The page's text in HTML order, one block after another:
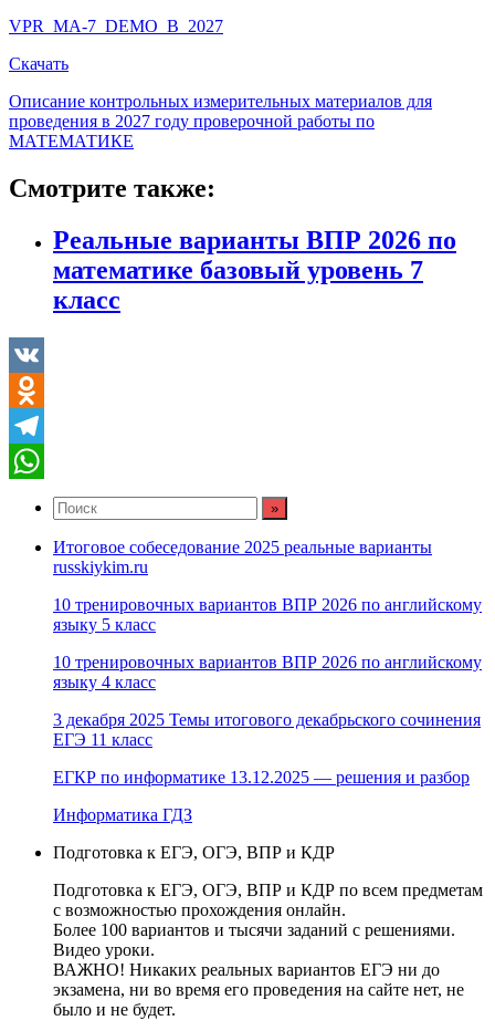
VPR_MA-7_DEMO_B_2027
Скачать
Описание контрольных измерительных материалов для
проведения в 2027 году проверочной работы по
МАТЕМАТИКЕ
Смотрите также:
Реальные варианты ВПР 2026 по
математике базовый уровень 7
класс
VK
Odnoklassniki
Telegram
WhatsApp
Итоговое собеседование 2025 реальные варианты
russkiykim.ru
10 тренировочных вариантов ВПР 2026 по английскому
языку 5 класс
10 тренировочных вариантов ВПР 2026 по английскому
языку 4 класс
3 декабря 2025 Темы итогового декабрьского сочинения
ЕГЭ 11 класс
ЕГКР по информатике 13.12.2025 — решения и разбор
Информатика ГДЗ
Подготовка к ЕГЭ, ОГЭ, ВПР и КДР
Подготовка к ЕГЭ, ОГЭ, ВПР и КДР по всем предметам
с возможностью прохождения онлайн.
Более 100 вариантов и тысячи заданий с решениями.
Видео уроки.
ВАЖНО! Никаких реальных вариантов ЕГЭ ни до
экзамена, ни во время его проведения на сайте нет, не
было и не будет.